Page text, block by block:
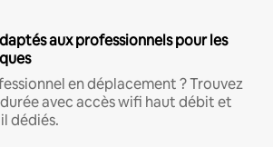
aux professionnels pour les
en déplacement ? Trouvez
avec accès wifi haut débit et
dédiés.